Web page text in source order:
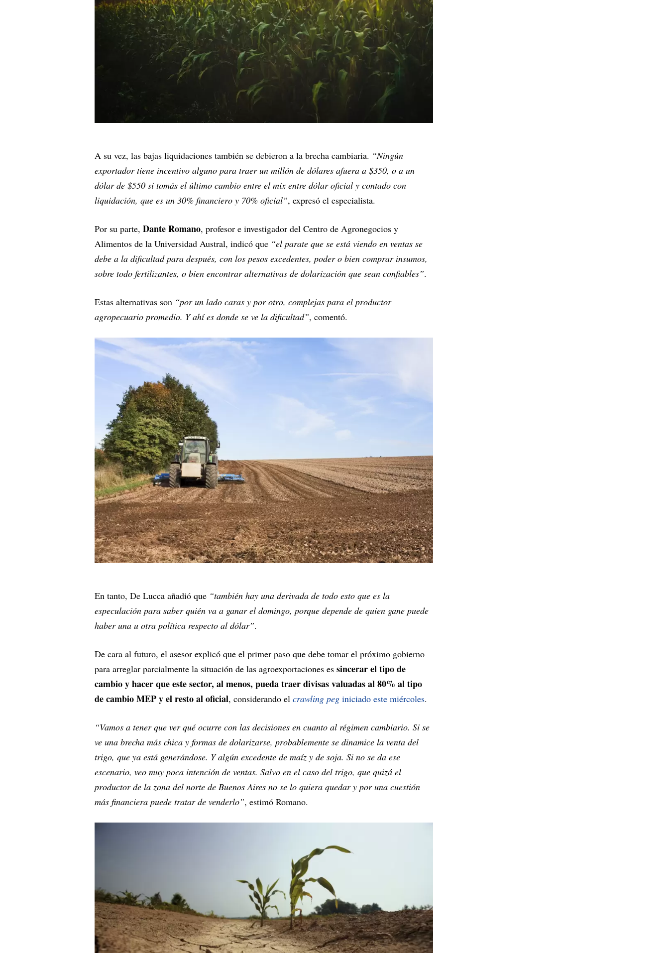
A su vez, las bajas liquidaciones también se debieron a la brecha cambiaria. “Ningún
exportador tiene incentivo alguno para traer un millón de dólares afuera a $350, o a un
dólar de $550 si tomás el último cambio entre el mix entre dólar oficial y contado con
liquidación, que es un 30% financiero y 70% oficial”, expresó el especialista.
Por su parte, Dante Romano, profesor e investigador del Centro de Agronegocios y
Alimentos de la Universidad Austral, indicó que “el parate que se está viendo en ventas se
debe a la dificultad para después, con los pesos excedentes, poder o bien comprar insumos,
sobre todo fertilizantes, o bien encontrar alternativas de dolarización que sean confiables”.
Estas alternativas son “por un lado caras y por otro, complejas para el productor
agropecuario promedio. Y ahí es donde se ve la dificultad”, comentó.
En tanto, De Lucca añadió que “también hay una derivada de todo esto que es la
especulación para saber quién va a ganar el domingo, porque depende de quien gane puede
haber una u otra política respecto al dólar”.
De cara al futuro, el asesor explicó que el primer paso que debe tomar el próximo gobierno
para arreglar parcialmente la situación de las agroexportaciones es sincerar el tipo de
cambio y hacer que este sector, al menos, pueda traer divisas valuadas al 80% al tipo
de cambio MEP y el resto al oficial, considerando el crawling peg iniciado este miércoles.
“Vamos a tener que ver qué ocurre con las decisiones en cuanto al régimen cambiario. Si se
ve una brecha más chica y formas de dolarizarse, probablemente se dinamice la venta del
trigo, que ya está generándose. Y algún excedente de maíz y de soja. Si no se da ese
escenario, veo muy poca intención de ventas. Salvo en el caso del trigo, que quizá el
productor de la zona del norte de Buenos Aires no se lo quiera quedar y por una cuestión
más financiera puede tratar de venderlo”, estimó Romano.